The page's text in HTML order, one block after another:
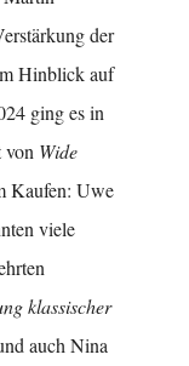
der
Hinblick auf
ging es in
von Wide
Kaufen: Uwe
viele
klassischer
auch Nina